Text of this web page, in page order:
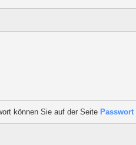
können Sie auf der Seite